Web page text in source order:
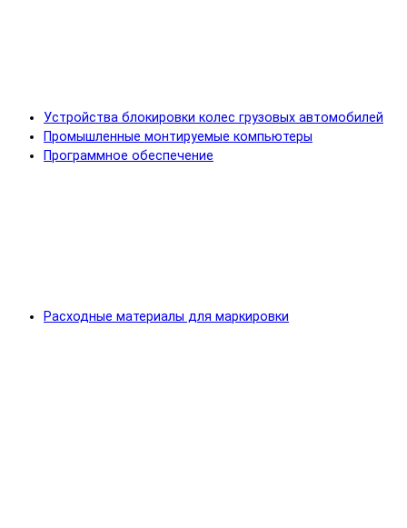
Устройства блокировки колес грузовых автомобилей
Промышленные монтируемые компьютеры
Программное обеспечение
Расходные материалы для маркировки